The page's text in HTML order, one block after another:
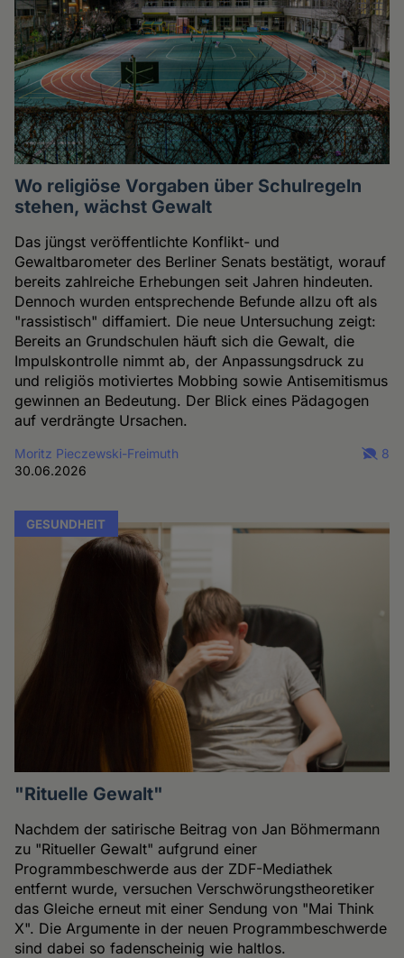
Wo religiöse Vorgaben über Schulregeln
stehen, wächst Gewalt
Das jüngst veröffentlichte Konflikt- und
Gewaltbarometer des Berliner Senats bestätigt, worauf
bereits zahlreiche Erhebungen seit Jahren hindeuten.
Dennoch wurden entsprechende Befunde allzu oft als
"rassistisch" diffamiert. Die neue Untersuchung zeigt:
Bereits an Grundschulen häuft sich die Gewalt, die
Impulskontrolle nimmt ab, der Anpassungsdruck zu
und religiös motiviertes Mobbing sowie Antisemitismus
gewinnen an Bedeutung. Der Blick eines Pädagogen
auf verdrängte Ursachen.
Moritz Pieczewski-Freimuth
30.06.2026
8
GESUNDHEIT
"Rituelle Gewalt"
Nachdem der satirische Beitrag von Jan Böhmermann
zu "Ritueller Gewalt" aufgrund einer
Programmbeschwerde aus der ZDF-Mediathek
entfernt wurde, versuchen Verschwörungstheoretiker
das Gleiche erneut mit einer Sendung von "Mai Think
X". Die Argumente in der neuen Programmbeschwerde
sind dabei so fadenscheinig wie haltlos.